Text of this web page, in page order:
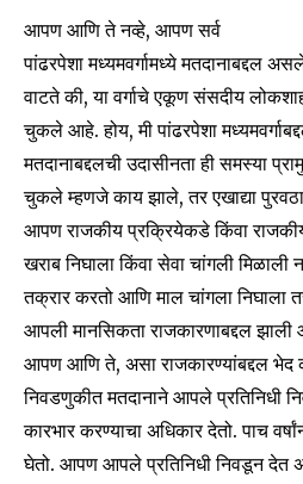
आपण आणि ते नव्हे, आपण सर्व
पांढरपेशा मध्यमवर्गामध्ये मतदानाबद्दल
वाटते की, या वर्गाचे एकूण संसदीय
चुकले आहे. होय, मी पांढरपेशा
मतदानाबद्दलची उदासीनता ही समस्या
चुकले म्हणजे काय झाले, तर एखाद्या
आपण राजकीय प्रक्रियेकडे किंवा
खराब निघाला किंवा सेवा चांगली मिळाली
तक्रार करतो आणि माल चांगला निघाला
आपली मानसिकता राजकारणाबद्दल
आपण आणि ते, असा राजकारण्यांबद्दल भेद
निवडणुकीत मतदानाने आपले प्रतिनिधी
कारभार करण्याचा अधिकार देतो. पाच
घेतो. आपण आपले प्रतिनिधी निवडून